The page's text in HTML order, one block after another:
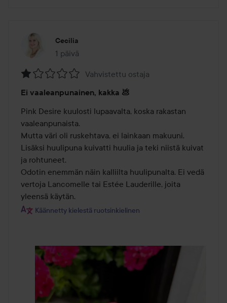
Cecilia
1 päivä
Viesti luotiin 1 päivä
1
/
5
Vahvistettu ostaja
Ei vaaleanpunainen, kakka 💩
Pink Desire kuulosti lupaavalta, koska rakastan
vaaleanpunaista.
Mutta väri oli ruskehtava, ei lainkaan makuuni.
Lisäksi huulipuna kuivatti huulia ja teki niistä kuivat
ja rohtuneet.
Odotin enemmän näin kalliilta huulipunalta. Ei vedä
vertoja Lancomelle tai Estée Lauderille, joita
yleensä käytän.
Käännetty kielestä ruotsinkielinen